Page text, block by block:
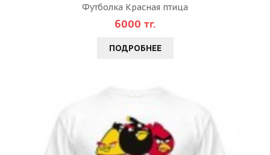
Футболка Красная птица
6000 тг.
ПОДРОБНЕЕ